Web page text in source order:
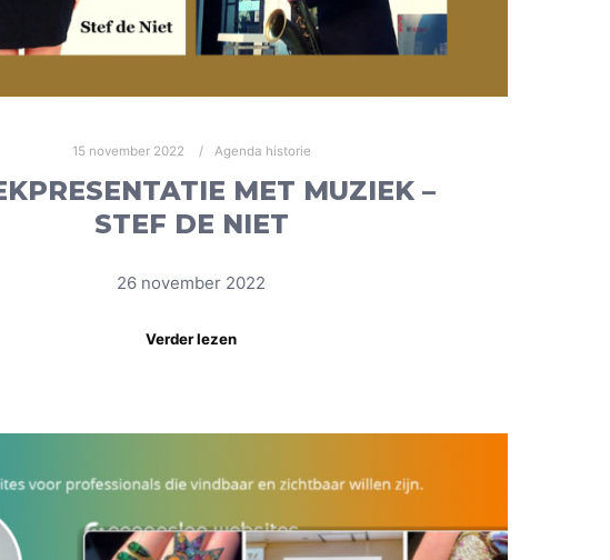
15 november 2022 Agenda historie
MET MUZIEK –
STEF DE NIET
26 november 2022
Verder lezen